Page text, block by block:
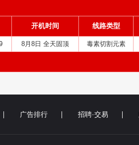
开机时间 线路类型
8月8日 全天固顶 毒素切割元素
广告排行 招聘·交易